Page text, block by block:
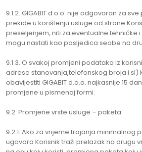
9.1.2. GIGABIT d.o.o. nije odgovoran za
prekide u korištenju usluge od strane
preseljenjem, niti za eventualne tehničke
mogu nastati kao posljedica seobe na
9.1.3. O svakoj promjeni podataka iz
adrese stanovanja,telefonskog broja i sl)
obavijestiti GIGABIT d.o.o. najkasnije 15
promjene u pismenoj formi.
9.2. Promjene vrste usluge – paketa.
9.2.1. Ako za vrijeme trajanja minimalnog
ugovora Korisnik traži prelazak na drugu